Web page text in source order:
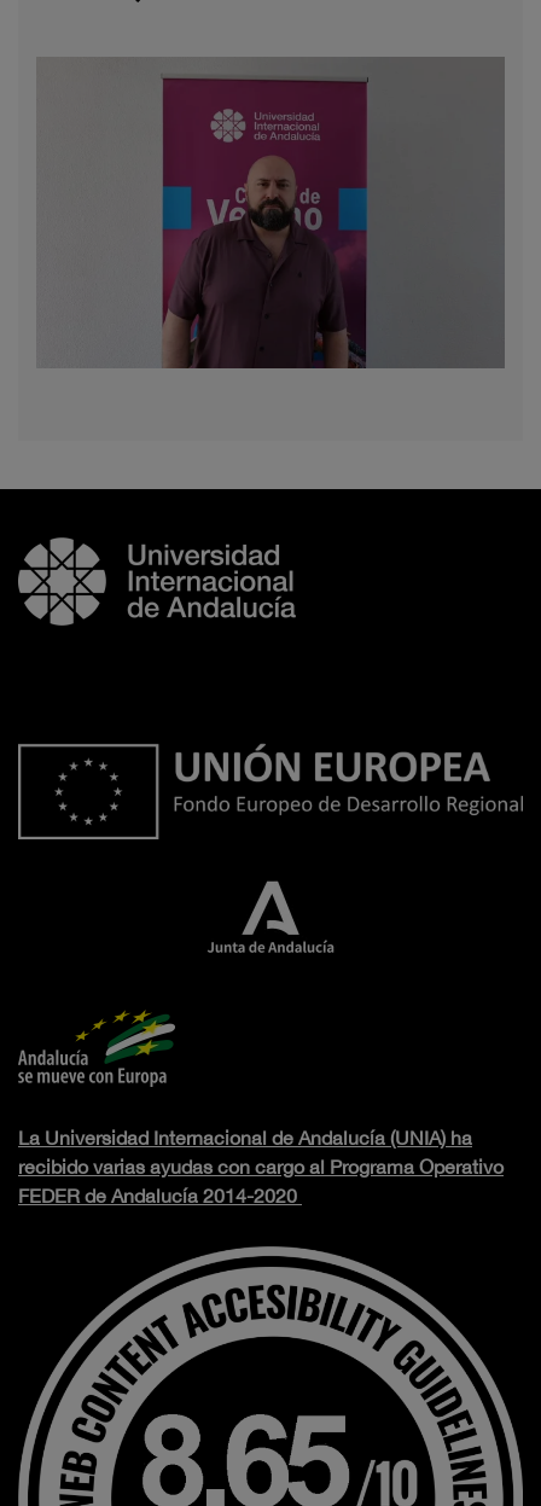
La Universidad Internacional de Andalucía (UNIA) ha
recibido varias ayudas con cargo al Programa Operativo
FEDER de Andalucía 2014-2020